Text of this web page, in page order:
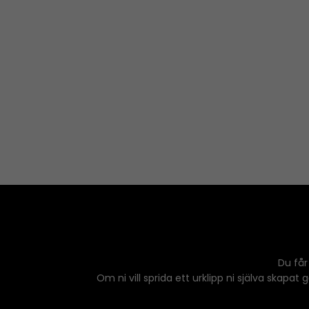
Du
Om ni vill sprida ett urklipp ni själva